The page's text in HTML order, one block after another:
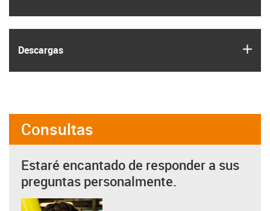
Descargas
Consultas
Estaré encantado de responder a sus
preguntas personalmente.